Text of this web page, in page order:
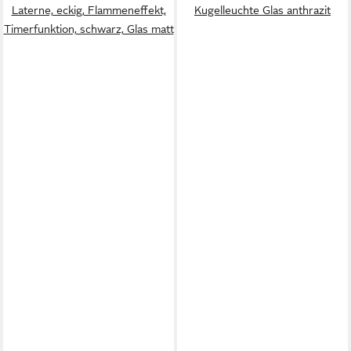
Laterne, eckig, Flammeneffekt,
Timerfunktion, schwarz, Glas matt
Kugelleuchte Glas anthrazit